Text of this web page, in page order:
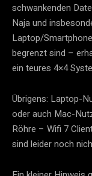
schwankenden
Naja und
Laptop/
begrenzt sind –
ein teures 4×4
Übrigens: Laptop-
oder auch Mac-
Röhre – Wifi 7
sind leider noch